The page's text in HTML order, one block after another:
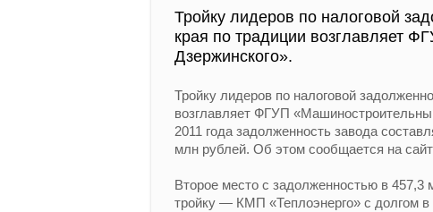
Тройку лидеров по налоговой
края по традиции возглавляет
Дзержинского».
Тройку лидеров по налоговой
возглавляет ФГУП
2011 года задолженность завода
млн рублей. Об этом сообщается на
Второе место с задолженностью в
тройку — КМП «Теплоэнерго» с долгом